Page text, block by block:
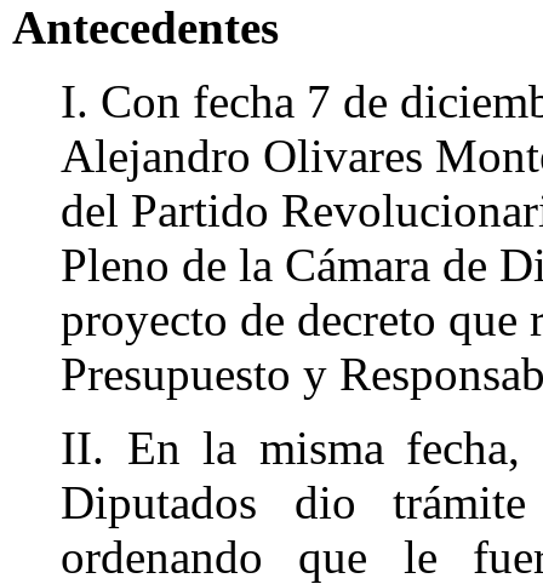
Antecedentes
I. Con fecha 7 de
Alejandro Olivares
del Partido
Pleno de la Cámara de
proyecto de decreto que
Presupuesto y
II. En la misma fecha,
Diputados dio
ordenando que le